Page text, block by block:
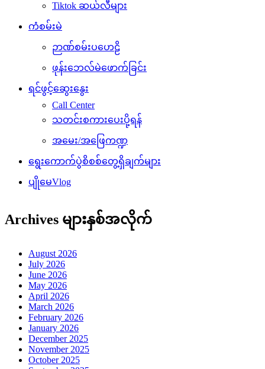
Tiktok ဆယ်လီများ
ကံစမ်းမဲ
ဉာဏ်စမ်းပဟေဠိ
ဖုန်းဘေလ်မဲဖောက်ခြင်း
ရင်ဖွင့်ဆွေးနွေး
Call Center
သတင်းစကားပေးပို့ရန်
အမေး/အဖြေကဏ္ဍ
ရွေးကောက်ပွဲစိစစ်တွေ့ရှိချက်များ
ပျိုမေVlog
Archives များနှစ်အလိုက်
August 2026
July 2026
June 2026
May 2026
April 2026
March 2026
February 2026
January 2026
December 2025
November 2025
October 2025